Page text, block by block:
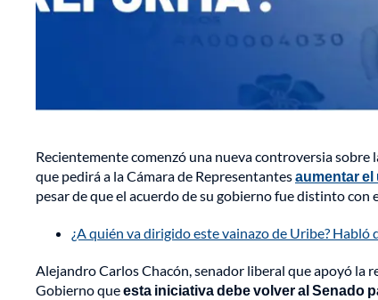
Recientemente comenzó una nueva controversia
que pedirá a la Cámara de Representantesaumentar
pesar de que el acuerdo de su gobierno fue distinto con
¿A quién va dirigido este vainazo de Uribe? Habló
Alejandro Carlos Chacón, senador liberal que apoyó la
Gobierno queesta iniciativa debe volver al Senado